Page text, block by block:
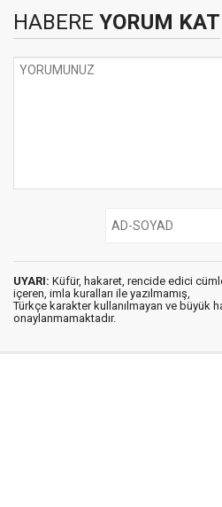
HABERE YORUM KAT
UYARI: Küfür, hakaret, rencide edici
içeren, imla kuralları ile yazılmamış,
Türkçe karakter kullanılmayan ve büyük
onaylanmamaktadır.